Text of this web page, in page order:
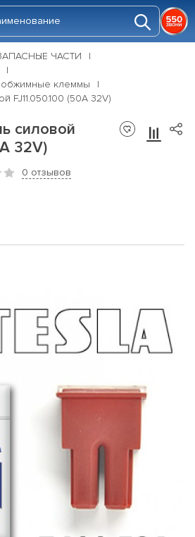
ЧАСТИ
обжимные клеммы
FJ11.050.100 (50A 32V)
силовой
32V)
0 отзывов